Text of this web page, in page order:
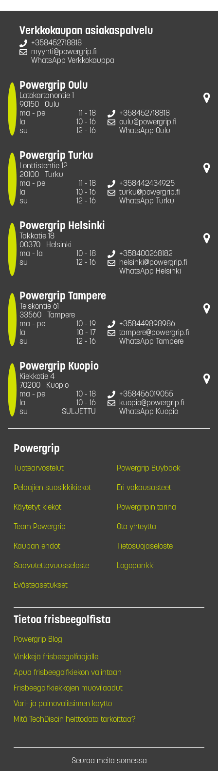
Verkkokaupan asiakaspalvelu
+358452718818
myynti@powergrip.fi
WhatsApp Verkkokauppa
Powergrip Oulu
Latokartanontie 1
90150
Oulu
ma - pe
11 - 18
la
10 - 16
su
12 - 16
+358452718818
oulu@powergrip.fi
WhatsApp Oulu
Powergrip Turku
Lonttistentie 12
20100
Turku
ma - pe
11 - 18
la
10 - 16
su
12 - 16
+358442434925
turku@powergrip.fi
WhatsApp Turku
Powergrip Helsinki
Takkatie 18
00370
Helsinki
ma - la
10 - 18
su
12 - 16
+358400268182
helsinki@powergrip.fi
WhatsApp Helsinki
Powergrip Tampere
Teiskontie 61
33560
Tampere
ma - pe
10 - 19
la
10 - 17
su
12 - 16
+358449898986
tampere@powergrip.fi
WhatsApp Tampere
Powergrip Kuopio
Kiekkotie 4
70200
Kuopio
ma - pe
10 - 18
la
10 - 16
su
SULJETTU
+358456019055
kuopio@powergrip.fi
WhatsApp Kuopio
Powergrip
Tuotearvostelut Powergrip Buyback
Pelaajien suosikkikiekot Eri vakausasteet
Käytetyt kiekot Powergripin tarina
Team Powergrip Ota yhteyttä
Kaupan ehdot Tietosuojaseloste
Saavutettavuusseloste Logopankki
Evästeasetukset
Tietoa frisbeegolfista
Powergrip Blog
Vinkkejä frisbeegolfaajalle
Apua frisbeegolfkiekon valintaan
Frisbeegolfkiekkojen muovilaadut
Väri- ja painovalitsimen käyttö
Mitä TechDiscin heittodata tarkoittaa?
Seuraa meitä somessa